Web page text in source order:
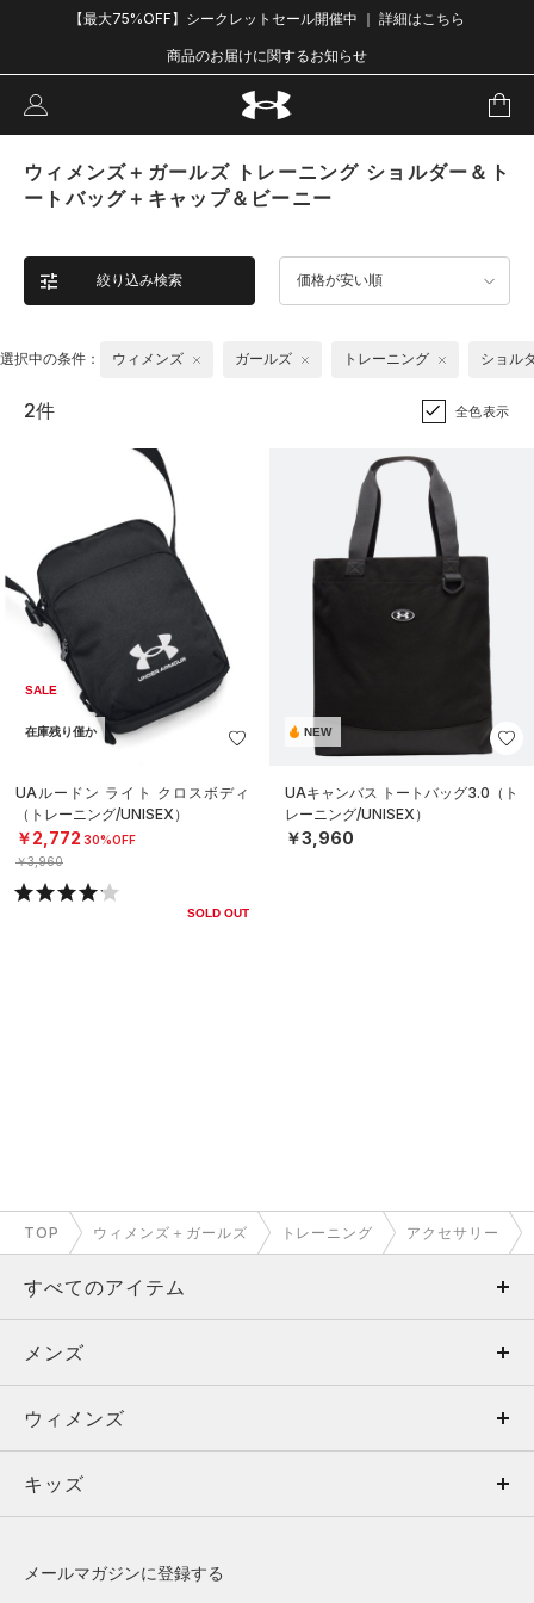
【最大75%OFF】シークレットセール開催中 ｜ 詳細はこちら
商品のお届けに関するお知らせ
ウィメンズ＋ガールズ トレーニング ショルダー＆ト
ートバッグ＋キャップ＆ビーニー
絞り込み検索 価格が安い順
選択中の条件： ウィメンズ ガールズ トレーニング ショル
2件 全色表示
SALE
在庫残り僅か
UAルードン ライト クロスボディ
（トレーニング/UNISEX）
￥2,772 30%OFF
￥3,960
SOLD OUT
NEW
UAキャンバス トートバッグ3.0（ト
レーニング/UNISEX）
￥3,960
TOP ウィメンズ＋ガールズ トレーニング アクセサリー
すべてのアイテム
メンズ
ウィメンズ
キッズ
メンズ
トップス
ボトムス
ウィメンズ
トップス
キッズ
メールマガジンに登録する